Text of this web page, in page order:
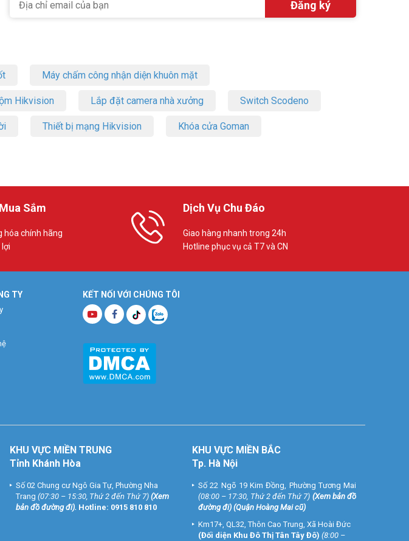
Máy chấm công nhận diện khuôn mặt
Hikvision Lắp đặt camera nhà xưởng Switch Scodeno
Thiết bị mạng Hikvision Khóa cửa Goman
Sắm
hóa chính hãng
Dịch Vụ Chu Đáo
Giao hàng nhanh trong 24h
Hotline phục vụ cả T7 và CN
KẾT NỐI VỚI CHÚNG TÔI
TY
KHU VỰC MIỀN TRUNG
Tỉnh Khánh Hòa
Số 02 Chung cư Ngô Gia Tự, Phường Nha
Trang (07:30 – 15:30, Thứ 2 đến Thứ 7) (Xem
bản đồ đường đi). Hotline: 0915 810 810
KHU VỰC MIỀN BẮC
Tp. Hà Nội
Số 22 Ngõ 19 Kim Đồng, Phường Tương Mai
(08:00 – 17:30, Thứ 2 đến Thứ 7) (Xem bản đồ
đường đi) (Quận Hoàng Mai cũ)
Km17+, QL32, Thôn Cao Trung, Xã Hoài Đức
(Đối diện Khu Đô Thị Tân Tây Đô) (8:00 –